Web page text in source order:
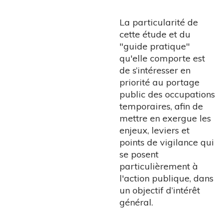
La particularité de
cette étude et du
"guide pratique"
qu'elle comporte est
de s’intéresser en
priorité au portage
public des occupations
temporaires, afin de
mettre en exergue les
enjeux, leviers et
points de vigilance qui
se posent
particulièrement à
l'action publique, dans
un objectif d’intérêt
général.